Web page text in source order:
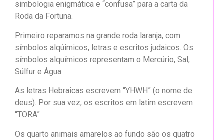
simbologia enigmática e “confusa” para a carta da
Roda da Fortuna.
Primeiro reparamos na grande roda laranja, com
símbolos alqúimicos, letras e escritos judaicos. Os
símbolos alquímicos representam o Mercúrio, Sal,
Súlfur e Água.
As letras Hebraicas escrevem “YHWH” (o nome de
deus). Por sua vez, os escritos em latim escrevem
“TORA”
Os quarto animais amarelos ao fundo são os quatro